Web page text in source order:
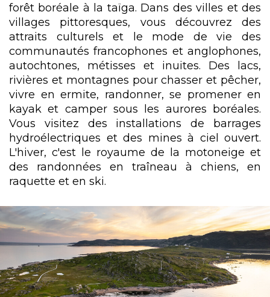
forêt boréale à la taïga. Dans des villes et des
villages pittoresques, vous découvrez des
attraits culturels et le mode de vie des
communautés francophones et anglophones,
autochtones, métisses et inuites. Des lacs,
rivières et montagnes pour chasser et pêcher,
vivre en ermite, randonner, se promener en
kayak et camper sous les aurores boréales.
Vous visitez des installations de barrages
hydroélectriques et des mines à ciel ouvert.
L'hiver, c'est le royaume de la motoneige et
des randonnées en traîneau à chiens, en
raquette et en ski.